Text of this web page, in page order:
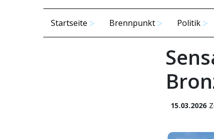
Startseite Brennpunkt Politik
15.03.2026